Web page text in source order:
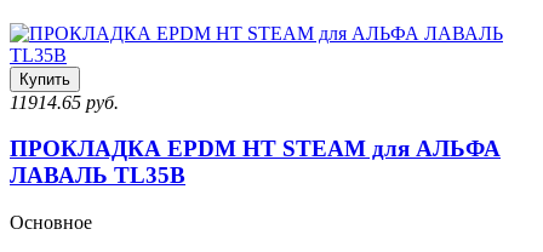
Купить
11914.65 руб.
ПРОКЛАДКА EPDM HT STEAM для АЛЬФА
ЛАВАЛЬ TL35B
Основное